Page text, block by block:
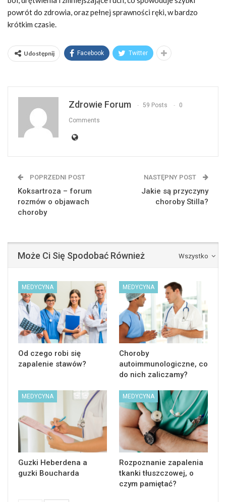
powrót do zdrowia, oraz pełnej sprawności ręki, w bardzo
krótkim czasie.
Udostępnij Facebook Twitter
Zdrowie Forum 59 Posts 0
Comments
POPRZEDNI POST
Koksartroza – forum
rozmów o objawach
choroby
NASTĘPNY POST
Jakie są przyczyny
choroby Stilla?
Wszystko
Może Ci Się Spodobać Również
MEDYCYNA
Od czego robi się
zapalenie stawów?
MEDYCYNA
Choroby
autoimmunologiczne, co
do nich zaliczamy?
MEDYCYNA
Guzki Heberdena a
guzki Boucharda
MEDYCYNA
Rozpoznanie zapalenia
tkanki tłuszczowej, o
czym pamiętać?